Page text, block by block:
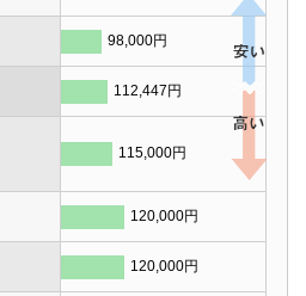
98,000円
112,447円
115,000円
120,000円
120,000円